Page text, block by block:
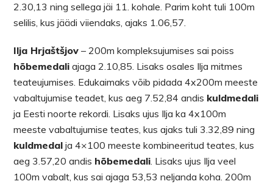
2.30,13 ning sellega jäi 11. kohale. Parim koht tuli 100m
selilis, kus jäädi viiendaks, ajaks 1.06,57.
Ilja Hrjaštšjov – 200m kompleksujumises sai poiss
hõbemedali ajaga 2.10,85. Lisaks osales Ilja mitmes
teateujumises. Edukaimaks võib pidada 4x200m meeste
vabaltujumise teadet, kus aeg 7.52,84 andis kuldmedali
ja Eesti noorte rekordi. Lisaks ujus Ilja ka 4x100m
meeste vabaltujumise teates, kus ajaks tuli 3.32,89 ning
kuldmedal ja 4×100 meeste kombineeritud teates, kus
aeg 3.57,20 andis hõbemedali. Lisaks ujus Ilja veel
100m vabalt, kus sai ajaga 53,53 neljanda koha. 200m